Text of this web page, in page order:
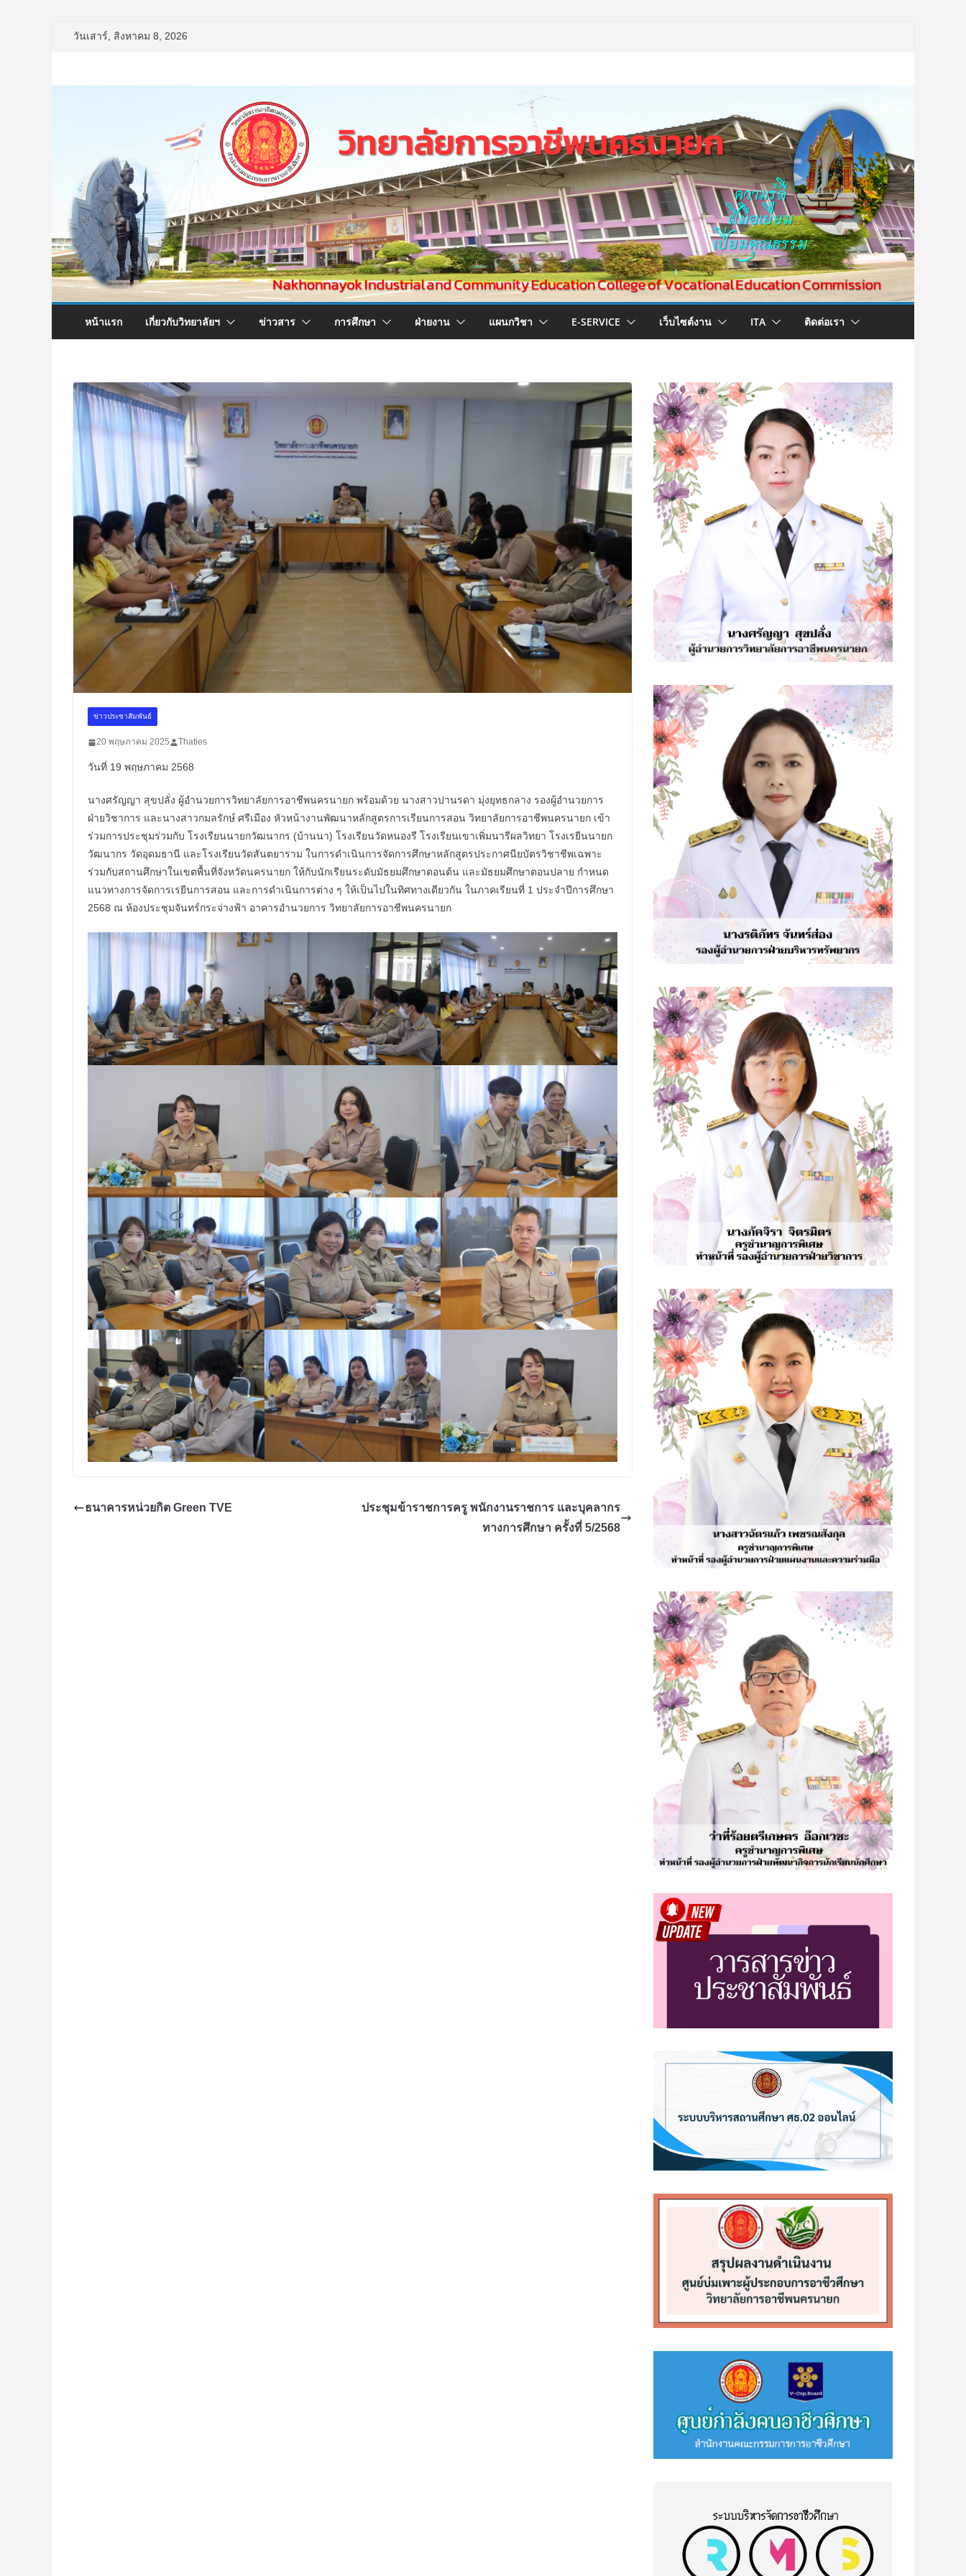
วันเสาร์, สิงหาคม 8, 2026
หน้าแรก เกี่ยวกับวิทยาลัยฯ ข่าวสาร การศึกษา ฝ่ายงาน แผนกวิชา E-SERVICE เว็บไซต์งาน ITA ติดต่อเรา
ข่าวประชาสัมพันธ์
20 พฤษภาคม 2025 Thaties
วันที่ 19 พฤษภาคม 2568
นางศรัญญา สุขปลั่ง ผู้อำนวยการวิทยาลัยการอาชีพนครนายก พร้อมด้วย นางสาวปานรดา มุ่งยุทธกลาง รองผู้อำนวยการ
ฝ่ายวิชาการ และนางสาวกมลรักษ์ ศรีเมือง หัวหน้างานพัฒนาหลักสูตรการเรียนการสอน วิทยาลัยการอาชีพนครนายก เข้า
ร่วมการประชุมร่วมกับ โรงเรียนนายกวัฒนากร (บ้านนา) โรงเรียนวัดหนองรี โรงเรียนเขาเพิ่มนารีผลวิทยา โรงเรยีนนายก
วัฒนากร วัดอุดมธานี และโรงเรียนวัดสันตยาราม ในการดำเนินการจัดการศึกษาหลักสูตรประกาศนียบัตรวิชาชีพเฉพาะ
ร่วมกับสถานศึกษาในเขตพื้นที่จังหวัดนครนายก ให้กับนักเรียนระดับมัธยมศึกษาตอนต้น และมัธยมศึกษาตอนปลาย กำหนด
แนวทางการจัดการเรยีนการสอน และการดำเนินการต่าง ๆ ให้เป็นไปในทิศทางเดียวกัน ในภาคเรียนที่ 1 ประจำปีการศึกษา
2568 ณ ห้องประชุมจันทร์กระจ่างฟ้า อาคารอำนวยการ วิทยาลัยการอาชีพนครนายก
ธนาคารหน่วยกิต Green TVE
ประชุมข้าราชการครู พนักงานราชการ และบุคลากร
ทางการศึกษา ครั้งที่ 5/2568